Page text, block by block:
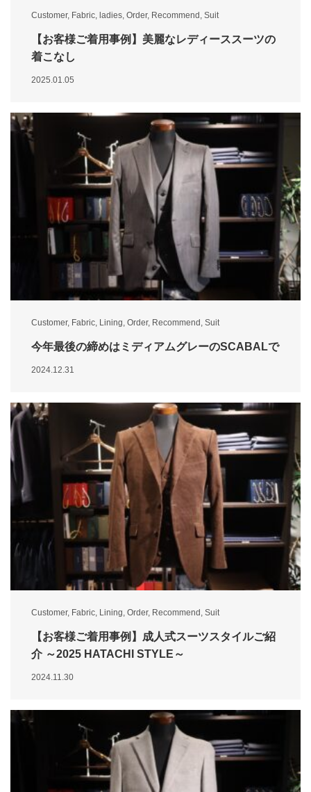
Customer, Fabric, ladies, Order, Recommend , Suit
【お客様ご着用事例】美麗なレディーススーツの
着こなし
2025.01.05
Customer, Fabric, Lining, Order, Recommend , Suit
今年最後の締めはミディアムグレーのSCABALで
2024.12.31
Customer, Fabric Lining Order, Recommend Suit
【お客様ご着用事例】成人式スーツスタイルご紹
介 ～2025 HATACHI STYLE～
2024.11.30